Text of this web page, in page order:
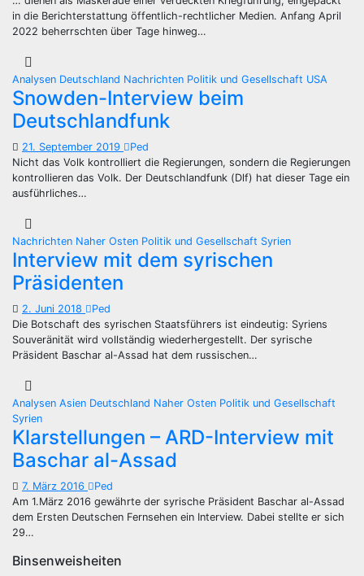
in die Berichterstattung öffentlich-rechtlicher Medien. Anfang April
2022 beherrschten über Tage hinweg…
Analysen Deutschland Nachrichten Politik und Gesellschaft USA
Snowden-Interview beim
Deutschlandfunk
21. September 2019
Ped
Nicht das Volk kontrolliert die Regierungen, sondern die Regierungen
kontrollieren das Volk. Der Deutschlandfunk (Dlf) hat dieser Tage ein
ausführliches…
Nachrichten Naher Osten Politik und Gesellschaft Syrien
Interview mit dem syrischen
Präsidenten
2. Juni 2018
Ped
Die Botschaft des syrischen Staatsführers ist eindeutig: Syriens
Souveränität wird vollständig wiederhergestellt. Der syrische
Präsident Baschar al-Assad hat dem russischen…
Analysen Asien Deutschland Naher Osten Politik und Gesellschaft
Syrien
Klarstellungen – ARD-Interview mit
Baschar al-Assad
7. März 2016
Ped
Am 1.März 2016 gewährte der syrische Präsident Baschar al-Assad
dem Ersten Deutschen Fernsehen ein Interview. Dabei stellte er sich
29…
Binsenweisheiten